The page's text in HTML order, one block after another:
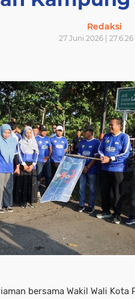
Redaksi
27 Juni 2026 |
bersama Wakil Wali Kota